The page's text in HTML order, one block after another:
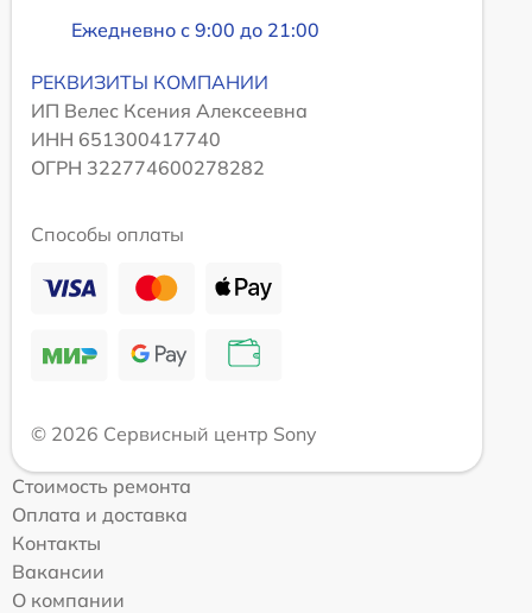
Ежедневно с 9:00 до 21:00
РЕКВИЗИТЫ КОМПАНИИ
ИП Велес Ксения Алексеевна
ИНН 651300417740
ОГРН 322774600278282
Способы оплаты
© 2026 Сервисный центр Sony
Стоимость ремонта
Оплата и доставка
Контакты
Вакансии
О компании